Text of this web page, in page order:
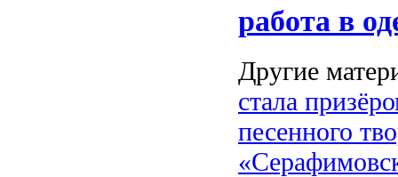
работа в
Другие
стала
песенного